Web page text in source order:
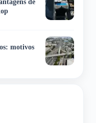
de
motivos